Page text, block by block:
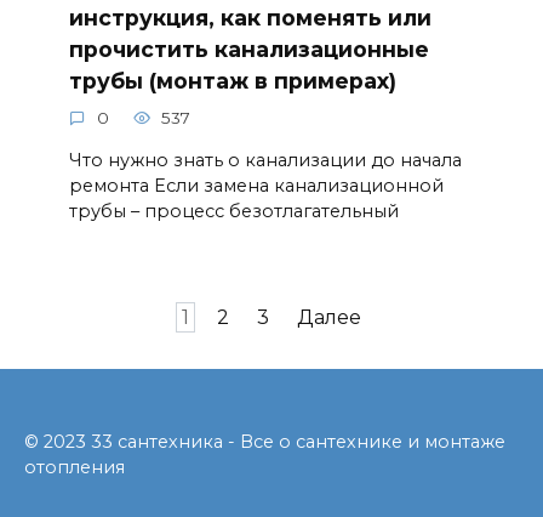
инструкция, как поменять или
прочистить канализационные
трубы (монтаж в примерах)
0 537
Что нужно знать о канализации до начала
ремонта Если замена канализационной
трубы – процесс безотлагательный
записям
1 2 3 Далее
© 2023 33 сантехника - Все о сантехнике и монтаже
отопления